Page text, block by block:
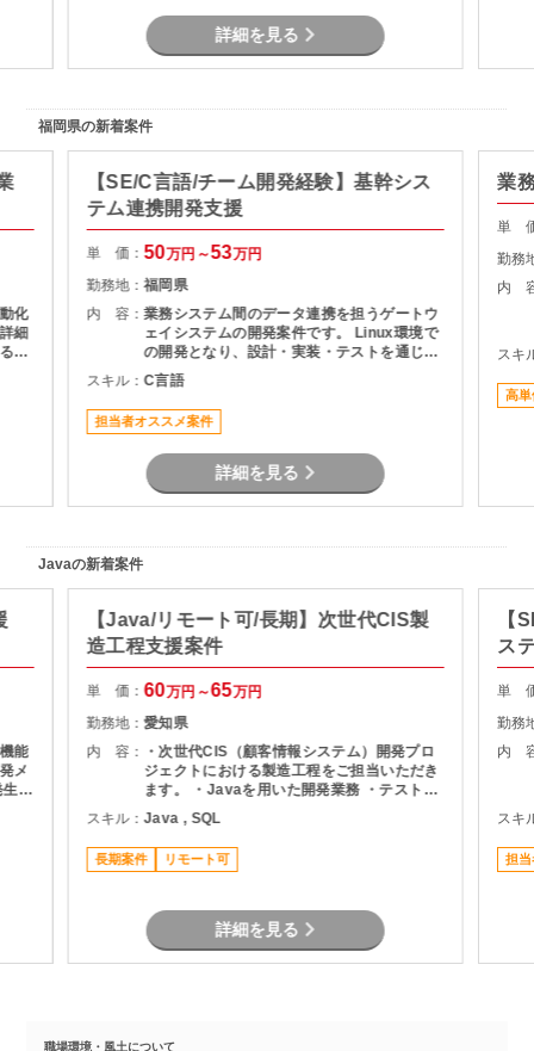
詳細を見る
福岡県の新着案件
化
細
こ
【SE/C言語/チーム開発経験】基幹シス
テム連携開発支援
単 価：50万円～53万円
勤務地：福岡県
内 容：業務システム間のデータ連携を担うゲートウ
ェイシステムの開発案件です。 Linux環境で
の開発となり、設計・実装・テストを通じて
システムの安定稼働を支える役割を担当いた
だきます。 長期案件のため、腰を据えて開発
に携わりたい方におすすめです。
スキル：C言語
担当者オススメ案件
詳細を見る
業
単
勤務
内
スキ
高単
Javaの新着案件
能
メ
【Java/リモート可/長期】次世代CIS製
造工程支援案件
単 価：60万円～65万円
勤務地：愛知県
内 容：
・次世代CIS（顧客情報システム）開発プロ
ジェクトにおける製造工程をご担当いただき
ます。 ・Javaを用いた開発業務 ・テスト実
施（Junit） ・Oracle環境での開発 ・結合工
程を中心とした開発支援
スキル：Java , SQL
長期案件 リモート可
詳細を見る
【
ス
単
勤務
内
スキ
担当
職場環境・風土について